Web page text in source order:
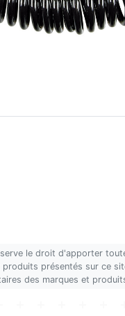
le droit d'apporter
produits présentés sur ce
des marques et